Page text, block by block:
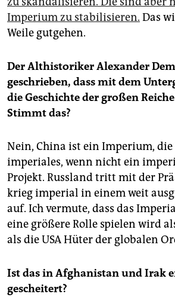
Imperium zu stabilisieren. Das
Weile gutgehen.
Der Althistoriker Alexander
geschrieben, dass mit dem
die Geschichte der großen
Stimmt das?
Nein, China ist ein Imperium, die
imperiales, wenn nicht ein
Projekt. Russland tritt mit der
krieg imperial in einem weit
auf. Ich vermute, dass das
eine größere Rolle spielen wird
als die USA Hüter der globalen
Ist das in Afghanistan und Irak
gescheitert?